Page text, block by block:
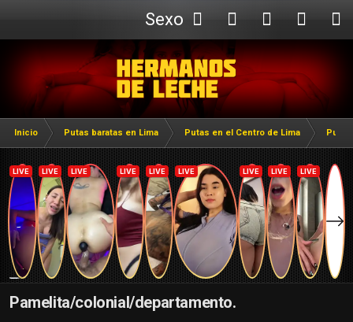
Sexo
Webcam
Inicio Putas baratas en Lima Putas en el Centro de Lima Putas
Pamelita/colonial/departamento.